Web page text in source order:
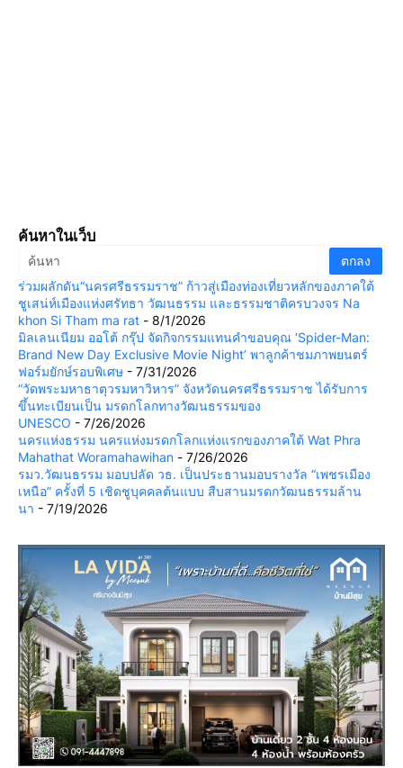
ค้นหาในเว็บ
ร่วมผลักดัน“นครศรีธรรมราช” ก้าวสู่เมืองท่องเที่ยวหลักของภาคใต้
ชูเสน่ห์เมืองแห่งศรัทธา วัฒนธรรม และธรรมชาติครบวงจร Na
khon Si Tham ma rat - 8/1/2026
มิลเลนเนียม ออโต้ กรุ๊ป จัดกิจกรรมแทนคำขอบคุณ ‘Spider-Man:
Brand New Day Exclusive Movie Night’ พาลูกค้าชมภาพยนตร์
ฟอร์มยักษ์รอบพิเศษ - 7/31/2026
“วัดพระมหาธาตุวรมหาวิหาร” จังหวัดนครศรีธรรมราช ได้รับการ
ขึ้นทะเบียนเป็น มรดกโลกทางวัฒนธรรมของ
UNESCO - 7/26/2026
นครแห่งธรรม นครแห่งมรดกโลกแห่งแรกของภาคใต้ Wat Phra
Mahathat Woramahawihan - 7/26/2026
รมว.วัฒนธรรม มอบปลัด วธ. เป็นประธานมอบรางวัล “เพชรเมือง
เหนือ” ครั้งที่ 5 เชิดชูบุคคลต้นแบบ สืบสานมรดกวัฒนธรรมล้าน
นา - 7/19/2026